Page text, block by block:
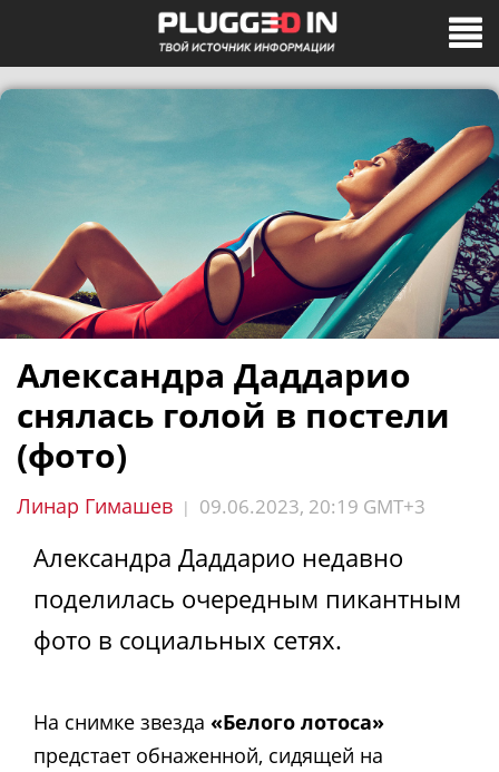
Александра Даддарио
снялась голой в постели
(фото)
Линар Гимашев | 09.06.2023, 20:19 GMT+3
Александра Даддарио недавно
поделилась очередным пикантным
фото в социальных сетях.
На снимке звезда «Белого лотоса»
предстает обнаженной, сидящей на